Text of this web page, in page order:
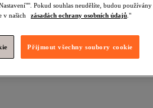
Pokud souhlas neudělíte, budou používány
v našich
zásadách ochrany osobních údajů ."
Přijmout všechny soubory cookie